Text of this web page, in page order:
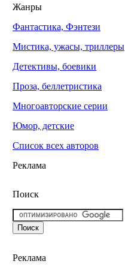
Жанры
Фантастика, Фэнтези
Мистика, ужасы, триллеры
Детективы, боевики
Проза, беллетристика
Многоавторские серии
Юмор, детские
Список всех авторов
Реклама
Поиск
Реклама